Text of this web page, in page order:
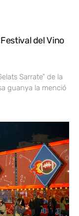
del Vino
Sarrate” de la
guanya la menció